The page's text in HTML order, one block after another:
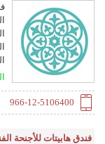
966-12-5106400
فندق هابيتات للأجنحة